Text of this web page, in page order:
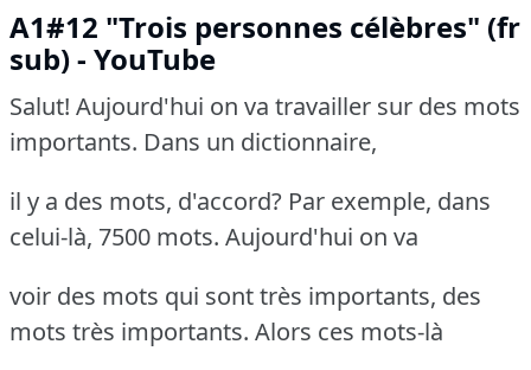
A1#12 "Trois personnes célèbres" (fr
sub) - YouTube
Salut! Aujourd'hui on va travailler sur des mots
importants. Dans un dictionnaire,
il y a des mots, d'accord? Par exemple, dans
celui-là, 7500 mots. Aujourd'hui on va
voir des mots qui sont très importants, des
mots très importants. Alors ces mots-là